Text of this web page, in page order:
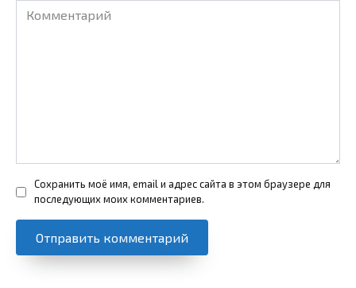
Комментарий
Сохранить моё имя, email и адрес сайта в этом браузере для
последующих моих комментариев.